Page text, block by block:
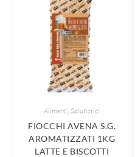
Alimenti ,Salutistici
FIOCCHI AVENA S.G.
AROMATIZZATI 1KG
LATTE E BISCOTTI